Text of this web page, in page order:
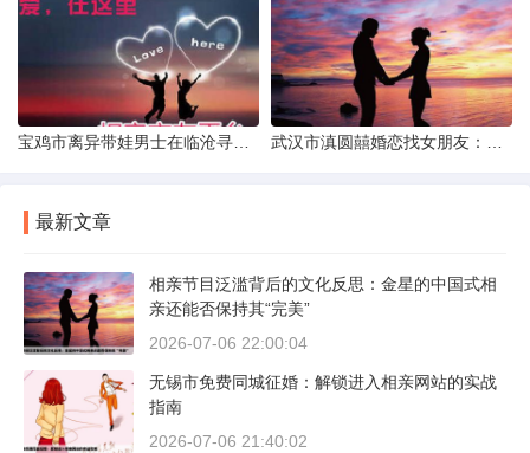
最新文章
相亲节目泛滥背后的文化反思：金星的中国式相
亲还能否保持其“完美”
2026-07-06 22:00:04
无锡市免费同城征婚：解锁进入相亲网站的实战
指南
2026-07-06 21:40:02